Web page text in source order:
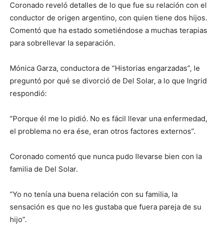
Coronado reveló detalles de lo que fue su relación con el
conductor de origen argentino, con quien tiene dos hijos.
Comentó que ha estado sometiéndose a muchas terapias
para sobrellevar la separación.
Mónica Garza, conductora de “Historias engarzadas”, le
preguntó por qué se divorció de Del Solar, a lo que Ingrid
respondió:
“Porque él me lo pidió. No es fácil llevar una enfermedad,
el problema no era ése, eran otros factores externos”.
Coronado comentó que nunca pudo llevarse bien con la
familia de Del Solar.
“Yo no tenía una buena relación con su familia, la
sensación es que no les gustaba que fuera pareja de su
hijo”.